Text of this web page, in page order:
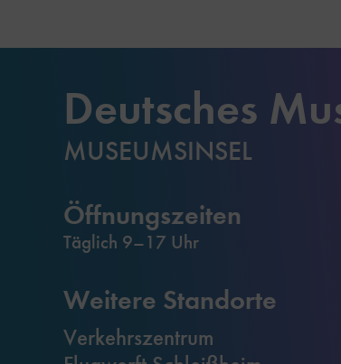
Deutsches
MUSEUMSINSEL
Öffnungszeiten
Täglich 9–17 Uhr
Weitere Standorte
Verkehrszentrum